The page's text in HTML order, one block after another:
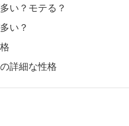
い？モテる？
い？
詳細な性格